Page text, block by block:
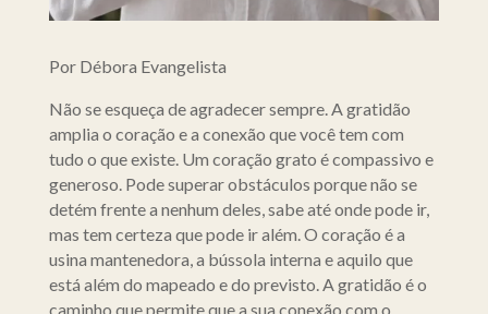
Por Débora Evangelista
Não se esqueça de agradecer sempre. A gratidão
amplia o coração e a conexão que você tem com
tudo o que existe. Um coração grato é compassivo e
generoso. Pode superar obstáculos porque não se
detém frente a nenhum deles, sabe até onde pode ir,
mas tem certeza que pode ir além. O coração é a
usina mantenedora, a bússola interna e aquilo que
está além do mapeado e do previsto. A gratidão é o
caminho que permite que a sua conexão com o